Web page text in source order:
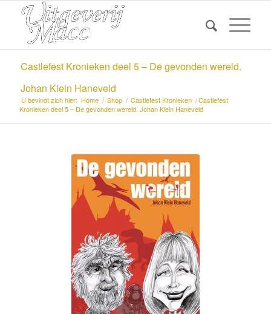
Castlefest Kronieken deel 5 – De gevonden wereld.
Johan Klein Haneveld
U bevindt zich hier: Home / Shop / Castlefest Kronieken /Castlefest
Kronieken deel 5 – De gevonden wereld. Johan Klein Haneveld